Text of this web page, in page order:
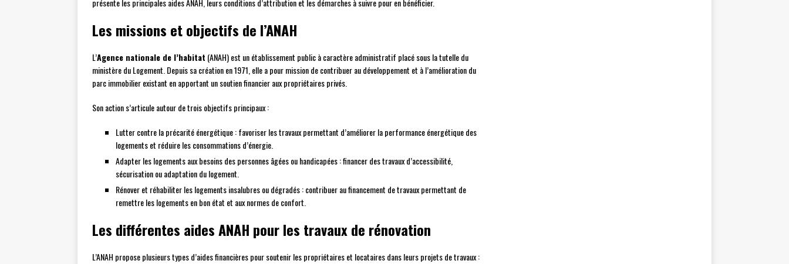
présente les principales aides ANAH, leurs conditions d’attribution et les démarches à suivre pour en bénéficier.
Les missions et objectifs de l’ANAH
L’Agence nationale de l’habitat (ANAH) est un établissement public à caractère administratif placé sous la tutelle du
ministère du Logement. Depuis sa création en 1971, elle a pour mission de contribuer au développement et à l’amélioration du
parc immobilier existant en apportant un soutien financier aux propriétaires privés.
Son action s’articule autour de trois objectifs principaux :
Lutter contre la précarité énergétique : favoriser les travaux permettant d’améliorer la performance énergétique des
logements et réduire les consommations d’énergie.
Adapter les logements aux besoins des personnes âgées ou handicapées : financer des travaux d’accessibilité,
sécurisation ou adaptation du logement.
Rénover et réhabiliter les logements insalubres ou dégradés : contribuer au financement de travaux permettant de
remettre les logements en bon état et aux normes de confort.
Les différentes aides ANAH pour les travaux de rénovation
L’ANAH propose plusieurs types d’aides financières pour soutenir les propriétaires et locataires dans leurs projets de travaux :